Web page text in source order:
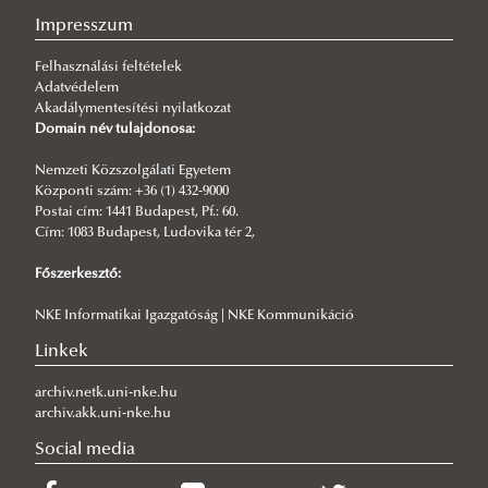
NASPAA
Stratégiai fejlesztés
Az egyetem célja és stratégiája
Államtudományi és Nemzetközi Tanulmányok
Kar
Közösségi média
KVMA számokban
Tanulmányok
Információk gólyáknak
KVMA digitális oktatás és e-learning rendszerek
Könyvtár és adatbázisok
Digitális oktatás (MS Teams)
Szakmai kompetenciák és képzési célok
Hallgatók értékelése
Fenntartói Tanácsadó Testület
Hallgatói és Alumni Tanácsadó Testület
Etikai szabályzat, panaszkezelés
Impresszum
Felhasználási feltételek
Adatvédelem
Akadálymentesítési nyilatkozat
Domain név tulajdonosa:
Nemzeti Közszolgálati Egyetem
Központi szám: +36 (1) 432-9000
Postai cím: 1441 Budapest, Pf.: 60.
Cím: 1083 Budapest, Ludovika tér 2,
Főszerkesztő:
NKE Informatikai Igazgatóság | NKE Kommunikáció
Linkek
archiv.netk.uni-nke.hu
archiv.akk.uni-nke.hu
Social media